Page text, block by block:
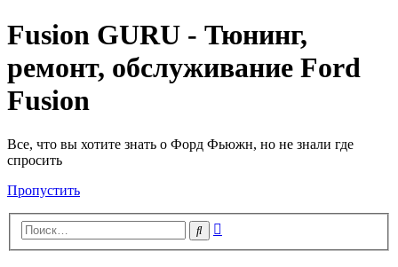
Fusion GURU - Тюнинг,
ремонт, обслуживание Ford
Fusion
Все, что вы хотите знать о Форд Фьюжн, но не знали где
спросить
Пропустить
Поиск